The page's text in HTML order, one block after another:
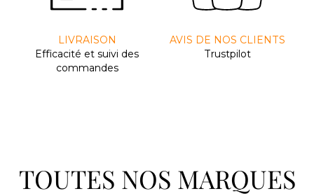
LIVRAISON
Efﬁcacité et suivi des
commandes
AVIS DE NOS CLIENTS
Trustpilot
TOUTES NOS MARQUES